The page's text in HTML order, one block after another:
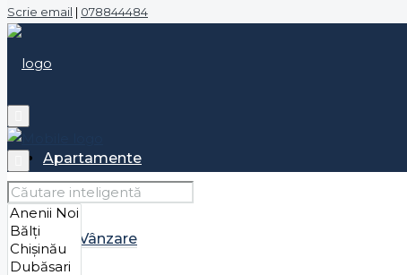
Scrie email | 078844484
Apartamente
Vânzare